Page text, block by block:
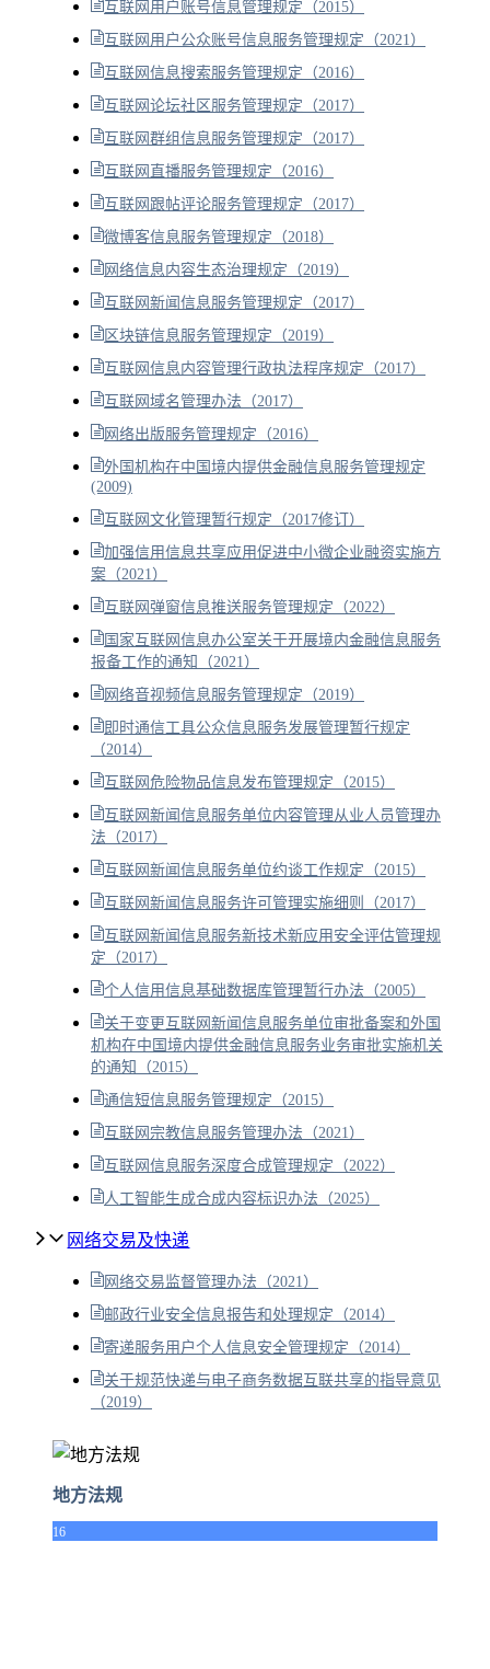
互联网用户账号信息管理规定（2015）
互联网用户公众账号信息服务管理规定（2021）
互联网信息搜索服务管理规定（2016）
互联网论坛社区服务管理规定（2017）
互联网群组信息服务管理规定（2017）
互联网直播服务管理规定（2016）
互联网跟帖评论服务管理规定（2017）
微博客信息服务管理规定（2018）
网络信息内容生态治理规定（2019）
互联网新闻信息服务管理规定（2017）
区块链信息服务管理规定（2019）
互联网信息内容管理行政执法程序规定（2017）
互联网域名管理办法（2017）
网络出版服务管理规定（2016）
外国机构在中国境内提供金融信息服务管理规定
(2009)
互联网文化管理暂行规定（2017修订）
加强信用信息共享应用促进中小微企业融资实施方
案（2021）
互联网弹窗信息推送服务管理规定（2022）
国家互联网信息办公室关于开展境内金融信息服务
报备工作的通知（2021）
网络音视频信息服务管理规定（2019）
即时通信工具公众信息服务发展管理暂行规定
（2014）
互联网危险物品信息发布管理规定（2015）
互联网新闻信息服务单位内容管理从业人员管理办
法（2017）
互联网新闻信息服务单位约谈工作规定（2015）
互联网新闻信息服务许可管理实施细则（2017）
互联网新闻信息服务新技术新应用安全评估管理规
定（2017）
个人信用信息基础数据库管理暂行办法（2005）
关于变更互联网新闻信息服务单位审批备案和外国
机构在中国境内提供金融信息服务业务审批实施机关
的通知（2015）
通信短信息服务管理规定（2015）
互联网宗教信息服务管理办法（2021）
互联网信息服务深度合成管理规定（2022）
人工智能生成合成内容标识办法（2025）
网络交易及快递
网络交易监督管理办法（2021）
邮政行业安全信息报告和处理规定（2014）
寄递服务用户个人信息安全管理规定（2014）
关于规范快递与电子商务数据互联共享的指导意见
（2019）
地方法规
16